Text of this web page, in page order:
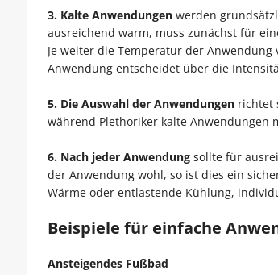
3. Kalte Anwendungenwerden
ausreichend warm, muss zunächst für
Je weiter die Temperatur der
Anwendung entscheidet über die
5. Die Auswahl der Anwendungenrichtet
während Plethoriker kalte Anwendungen
6. Nach jeder Anwendungsollte für
der Anwendung wohl, so ist dies ein
Wärme oder entlastende Kühlung,
Beispiele für einfache
Ansteigendes Fußbad